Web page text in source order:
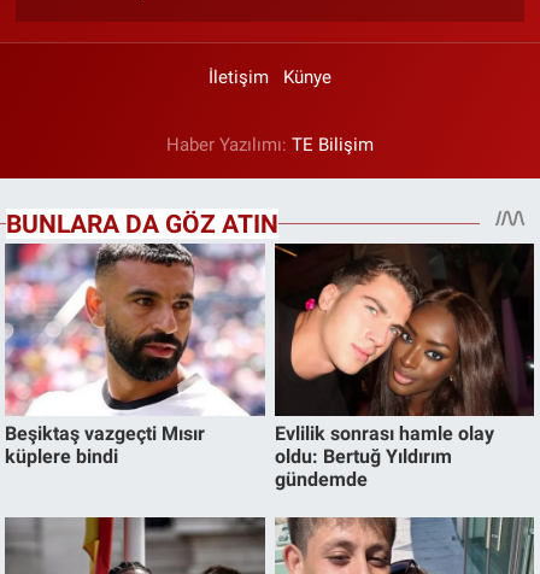
İletişim Künye
Haber Yazılımı: TE Bilişim